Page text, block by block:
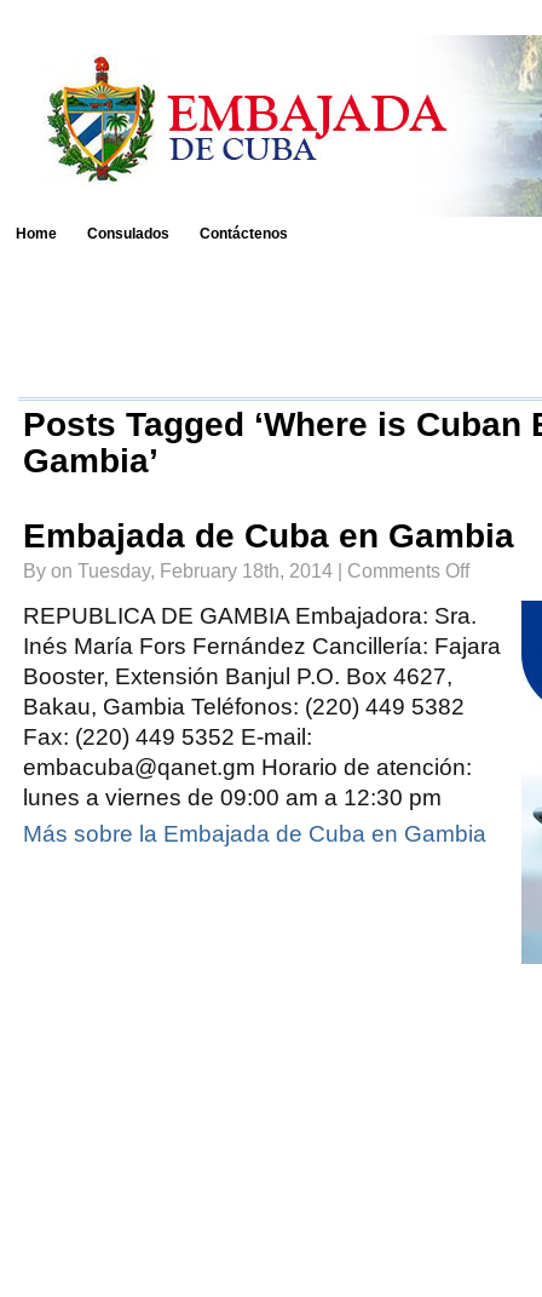
Home Consulados Contáctenos
Posts Tagged ‘Where is Cuban
Gambia’
Embajada de Cuba en Gambia
By on Tuesday, February 18th, 2014 | Comments Offon
en
REPUBLICA DE GAMBIA Embajadora: Sra.
Inés María Fors Fernández Cancillería: Fajara
Booster, Extensión Banjul P.O. Box 4627,
Bakau, Gambia Teléfonos: (220) 449 5382
Fax: (220) 449 5352 E-mail:
embacuba@qanet.gm Horario de atención:
lunes a viernes de 09:00 am a 12:30 pm
Más sobre la Embajada de Cuba en Gambia